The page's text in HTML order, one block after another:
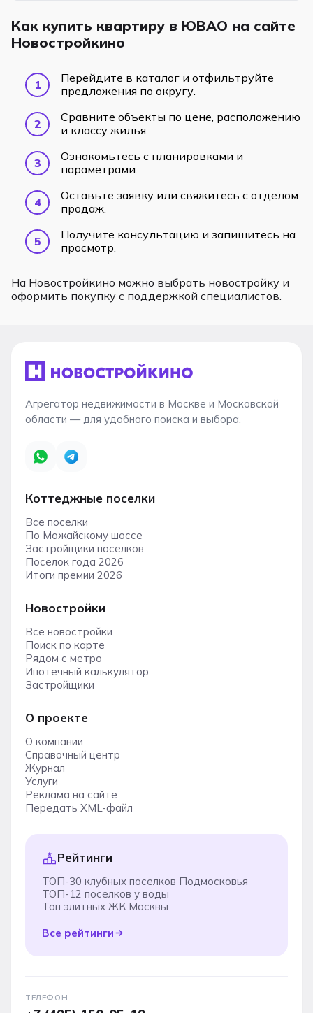
Как купить квартиру в ЮВАО на сайте
Новостройкино
Перейдите в каталог и отфильтруйте
предложения по округу.
Сравните объекты по цене, расположению
и классу жилья.
Ознакомьтесь с планировками и
параметрами.
Оставьте заявку или свяжитесь с отделом
продаж.
Получите консультацию и запишитесь на
просмотр.
На Новостройкино можно выбрать новостройку и
оформить покупку с поддержкой специалистов.
Агрегатор недвижимости в Москве и Московской
области — для удобного поиска и выбора.
Коттеджные поселки
Все поселки
По Можайскому шоссе
Застройщики поселков
Поселок года 2026
Итоги премии 2026
Новостройки
Все новостройки
Поиск по карте
Рядом с метро
Ипотечный калькулятор
Застройщики
О проекте
О компании
Справочный центр
Журнал
Услуги
Реклама на сайте
Передать XML-файл
Рейтинги
ТОП-30 клубных поселков Подмосковья
ТОП-12 поселков у воды
Топ элитных ЖК Москвы
Все рейтинги
ТЕЛЕФОН